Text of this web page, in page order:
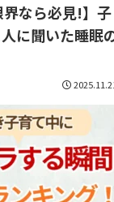
界なら必見!】子
に聞いた睡眠